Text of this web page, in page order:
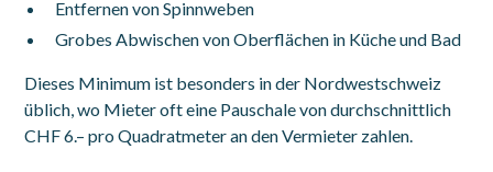
Entfernen von Spinnweben
Grobes Abwischen von Oberflächen in Küche und Bad
Dieses Minimum ist besonders in der Nordwestschweiz
üblich, wo Mieter oft eine Pauschale von durchschnittlich
CHF 6.– pro Quadratmeter an den Vermieter zahlen.